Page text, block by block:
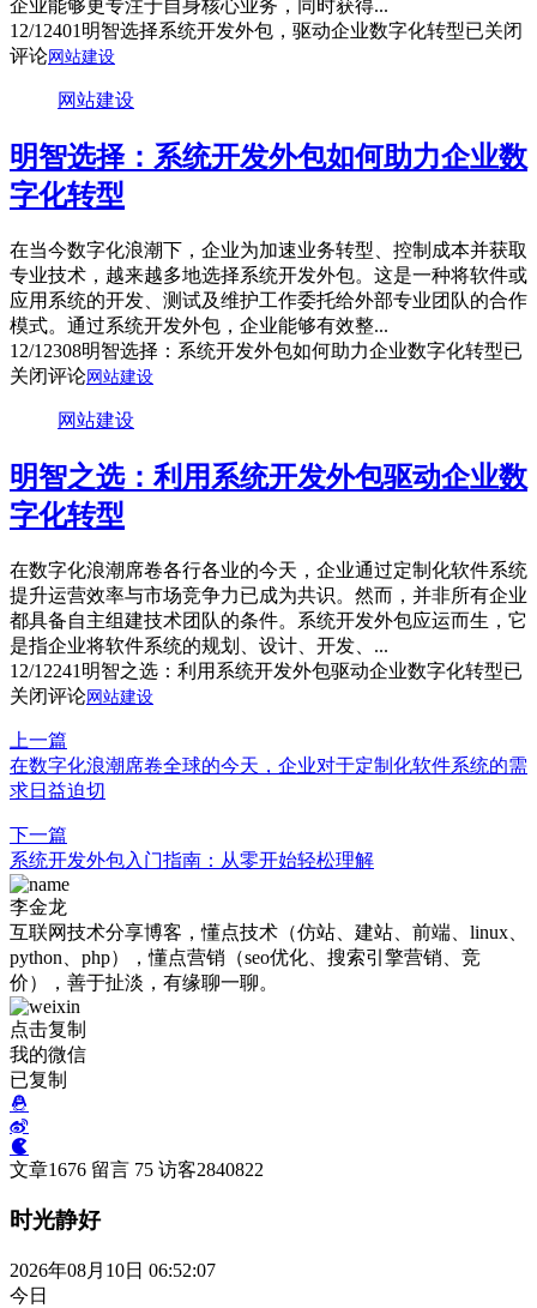
企业能够更专注于自身核心业务，同时获得...
12/12401 明智选择系统开发外包，驱动企业数字化转型已关闭
评论网站建设
网站建设
明智选择：系统开发外包如何助力企业数
字化转型
在当今数字化浪潮下，企业为加速业务转型、控制成本并获取
专业技术，越来越多地选择系统开发外包。这是一种将软件或
应用系统的开发、测试及维护工作委托给外部专业团队的合作
模式。通过系统开发外包，企业能够有效整...
12/12308明智选择：系统开发外包如何助力企业数字化转型已
关闭评论网站建设
网站建设
明智之选：利用系统开发外包驱动企业数
字化转型
在数字化浪潮席卷各行各业的今天，企业通过定制化软件系统
提升运营效率与市场竞争力已成为共识。然而，并非所有企业
都具备自主组建技术团队的条件。系统开发外包应运而生，它
是指企业将软件系统的规划、设计、开发、...
12/12241 明智之选：利用系统开发外包驱动企业数字化转型已
关闭评论网站建设
上一篇
在数字化浪潮席卷全球的今天，企业对于定制化软件系统的需
求日益迫切
下一篇
系统开发外包入门指南：从零开始轻松理解
李金龙
互联网技术分享博客，懂点技术（仿站、建站、前端、linux、
python、php），懂点营销（seo优化、搜索引擎营销、竞
价），善于扯淡，有缘聊一聊。
点击复制
我的微信
已复制
文章1676 留言 75 访客2840822
时光静好
2026年08月10日 06:52:08
今日